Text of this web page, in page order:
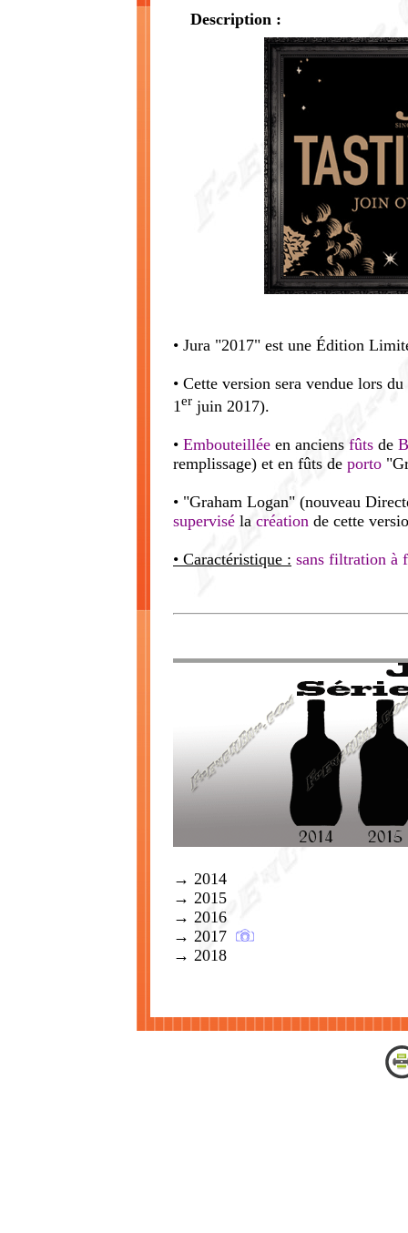
Description :
• Jura "2017" est une Édition
• Cette version sera vendue lors
1er juin 2017).
• Embouteillée en anciens fûts de
remplissage) et en fûts de porto
• "Graham Logan" (nouveau
supervisé la création de cette
• Caractéristique : sans filtration à
→ 2014
→ 2015
→ 2016
→ 2017
→ 2018